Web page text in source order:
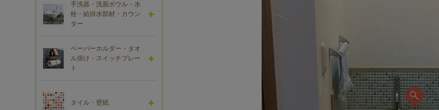
手洗器・洗面ボウル・水
栓・給排水部材・カウン
ター
ペーパーホルダー・タオ
ル掛け・スイッチプレー
ト
タイル・壁紙